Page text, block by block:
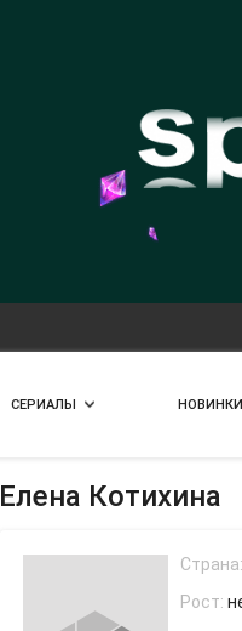
СЕРИАЛЫ НОВИНКИ
Елена Котихина
Страна:
Рост: